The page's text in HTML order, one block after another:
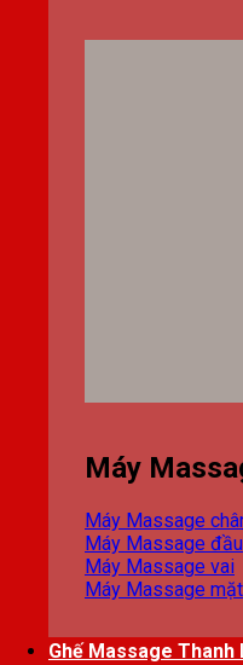
Máy
Máy Massage
Máy Massage đầu
Máy Massage vai
Máy Massage mặt
Ghế Massage Thanh